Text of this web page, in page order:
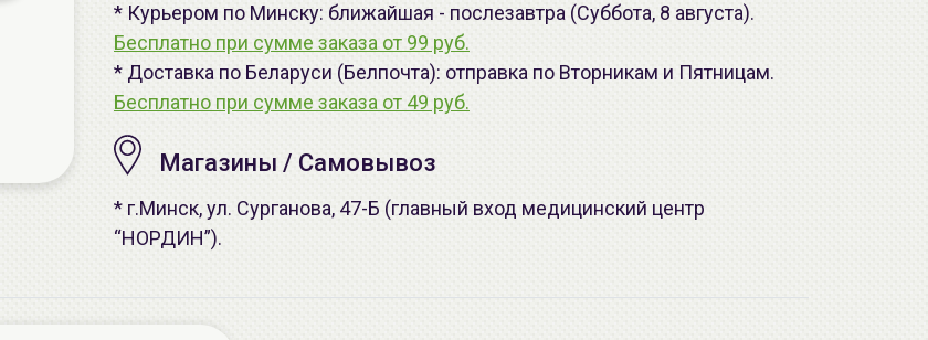
* Курьером по Минску: ближайшая - послезавтра (Суббота, 8 августа).
Бесплатно при сумме заказа от 99 руб.
* Доставка по Беларуси (Белпочта): отправка по Вторникам и Пятницам.
Бесплатно при сумме заказа от 49 руб.
Магазины / Самовывоз
* г.Минск, ул. Сурганова, 47-Б (главный вход медицинский центр
“НОРДИН”).